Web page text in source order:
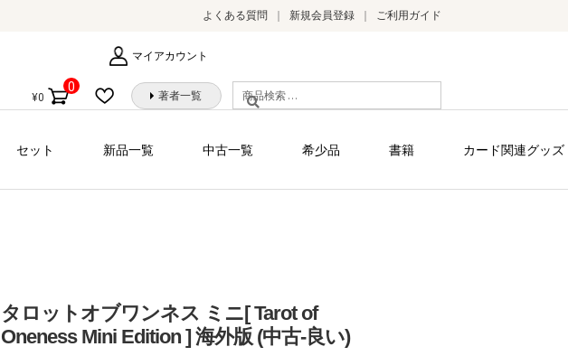
よくある質問 新規会員登録 ご利用ガイド
マイアカウント
検
索
象:
著者一覧
¥0
0
個
セット 新品一覧 中古一覧 希少品 書籍 カード関連グッズ
タロットオブワンネス ミニ[ Tarot of
Oneness Mini Edition ] 海外版 (中古-良い)